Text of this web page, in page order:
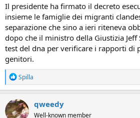
Il presidente ha firmato il decreto
insieme le famiglie dei migranti
separazione che sino a ieri riteneva
dopo che il ministro della Giustizia Jeff
test del dna per verificare i rapporti di
genitori.
R
e
a
c
t
i
Spilla
qweedy
Well-known member